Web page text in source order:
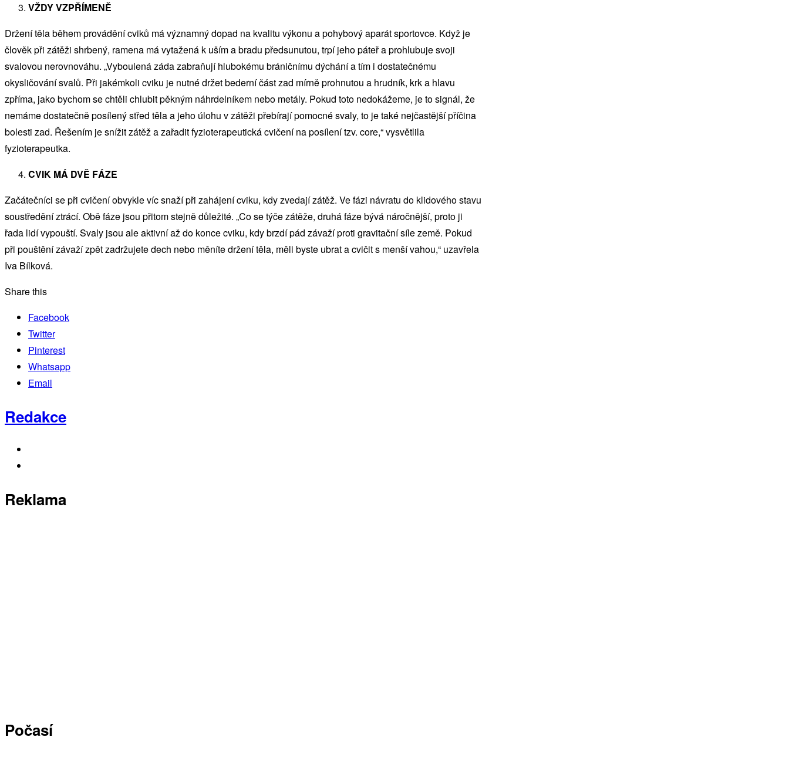
VŽDY VZPŘÍMENĚ
Držení těla během provádění cviků má významný dopad na kvalitu výkonu a pohybový aparát sportovce. Když je
člověk při zátěži shrbený, ramena má vytažená k uším a bradu předsunutou, trpí jeho páteř a prohlubuje svoji
svalovou nerovnováhu. „Vyboulená záda zabraňují hlubokému bráničnímu dýchání a tím i dostatečnému
okysličování svalů. Při jakémkoli cviku je nutné držet bederní část zad mírně prohnutou a hrudník, krk a hlavu
zpříma, jako bychom se chtěli chlubit pěkným náhrdelníkem nebo metály. Pokud toto nedokážeme, je to signál, že
nemáme dostatečně posílený střed těla a jeho úlohu v zátěži přebírají pomocné svaly, to je také nejčastější příčina
bolesti zad. Řešením je snížit zátěž a zařadit fyzioterapeutická cvičení na posílení tzv. core,“ vysvětlila
fyzioterapeutka.
CVIK MÁ DVĚ FÁZE
Začátečníci se při cvičení obvykle víc snaží při zahájení cviku, kdy zvedají zátěž. Ve fázi návratu do klidového stavu
soustředění ztrácí. Obě fáze jsou přitom stejně důležité. „Co se týče zátěže, druhá fáze bývá náročnější, proto ji
řada lidí vypouští. Svaly jsou ale aktivní až do konce cviku, kdy brzdí pád závaží proti gravitační síle země. Pokud
při pouštění závaží zpět zadržujete dech nebo měníte držení těla, měli byste ubrat a cvičit s menší vahou,“ uzavřela
Iva Bílková.
Share this
Facebook
Twitter
Pinterest
Whatsapp
Email
Redakce
Reklama
Počasí